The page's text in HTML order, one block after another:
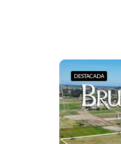
DESTACADA